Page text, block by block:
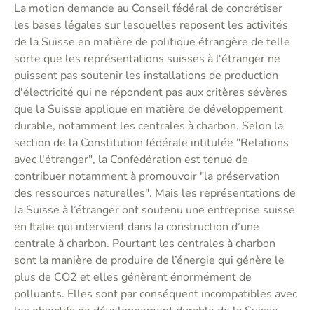
La motion demande au Conseil fédéral de concrétiser
les bases légales sur lesquelles reposent les activités
de la Suisse en matière de politique étrangère de telle
sorte que les représentations suisses à l'étranger ne
puissent pas soutenir les installations de production
d'électricité qui ne répondent pas aux critères sévères
que la Suisse applique en matière de développement
durable, notamment les centrales à charbon. Selon la
section de la Constitution fédérale intitulée "Relations
avec l'étranger", la Confédération est tenue de
contribuer notamment à promouvoir "la préservation
des ressources naturelles". Mais les représentations de
la Suisse à l’étranger ont soutenu une entreprise suisse
en Italie qui intervient dans la construction d’une
centrale à charbon. Pourtant les centrales à charbon
sont la manière de produire de l’énergie qui génère le
plus de CO2 et elles génèrent énormément de
polluants. Elles sont par conséquent incompatibles avec